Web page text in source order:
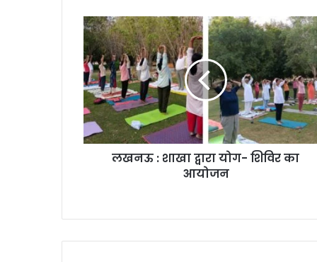
लखनऊ : शाखा द्वारा योग- शिविर का
आयोजन